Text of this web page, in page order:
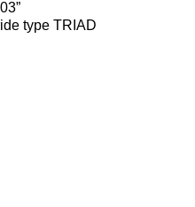
type TRIAD